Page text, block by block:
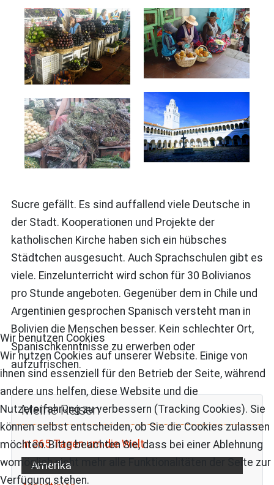
Sucre gefällt. Es sind auffallend viele Deutsche in
der Stadt. Kooperationen und Projekte der
katholischen Kirche haben sich ein hübsches
Städtchen ausgesucht. Auch Sprachschulen gibt es
viele. Einzelunterricht wird schon für 30 Bolivianos
pro Stunde angeboten. Gegenüber dem in Chile und
Argentinien gesprochen Spanisch versteht man in
Bolivien die Menschen besser. Kein schlechter Ort,
Spanischkenntnisse zu erwerben oder
aufzufrischen.
Meine Reisen
In 365 Tagen um die Welt
Amerika
Wir benutzen Cookies
Wir nutzen Cookies auf unserer Website. Einige von
ihnen sind essenziell für den Betrieb der Seite, während
andere uns helfen, diese Website und die
Nutzererfahrung zu verbessern (Tracking Cookies). Sie
können selbst entscheiden, ob Sie die Cookies zulassen
möchten. Bitte beachten Sie, dass bei einer Ablehnung
womöglich nicht mehr alle Funktionalitäten der Seite zur
Verfügung stehen.